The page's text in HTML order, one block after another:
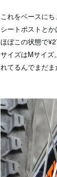
これをベースにち
シートポストと
ほぼこの状態で
サイズはMサイズ
れてるんでまだま